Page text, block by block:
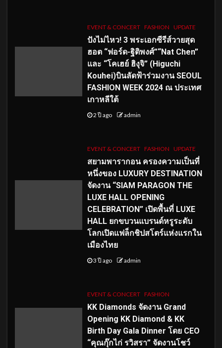
EVENT & CONCERT FASHION UPDATE
ปังไม่ไหว! 3 พระเอกซีรีส์วายสุด
ฮอต “ฟอร์ด-ฐิติพงศ์”“Nat Chen”
และ “โคเฮย์ ฮิงุจิ” (Higuchi
Kouhei)บินลัดฟ้าร่วมงาน SEOUL
FASHION WEEK 2024 ณ ประเทศ
เกาหลีใต้
2 ปี ago admin
EVENT & CONCERT FASHION UPDATE
สยามพารากอน ครองความเป็นที่
หนึ่งของ LUXURY DESTINATION
จัดงาน “SIAM PARAGON THE
LUXE HALL OPENING
CELEBRATION” เปิดพื้นที่ LUXE
HALL ยกขบวนแบรนด์หรูระดับ
โลกเปิดแฟล็กชิปสโตร์แห่งแรกใน
เมืองไทย
3 ปี ago admin
EVENT & CONCERT FASHION
KK Diamonds จัดงาน Grand
Opening KK Diamond & KK
Birth Day Gala Dinner โดย CEO
“คุณกุ๊กไก่ รวิสรา” จัดงานโชว์